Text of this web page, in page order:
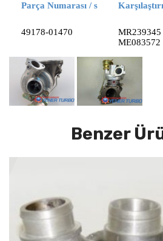
Parça Numarası / s
49178-01470
MR239345
ME083572
Benzer